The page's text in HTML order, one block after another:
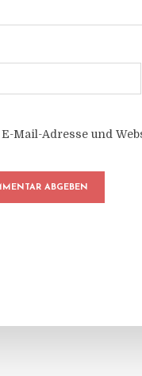
E-Mail-Adresse und